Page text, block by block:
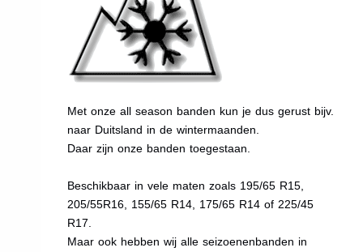
Met onze all season banden kun je dus gerust bijv.
naar Duitsland in de wintermaanden.
Daar zijn onze banden toegestaan.
Beschikbaar in vele maten zoals 195/65 R15,
205/55R16, 155/65 R14, 175/65 R14 of 225/45
R17.
Maar ook hebben wij alle seizoenenbanden in